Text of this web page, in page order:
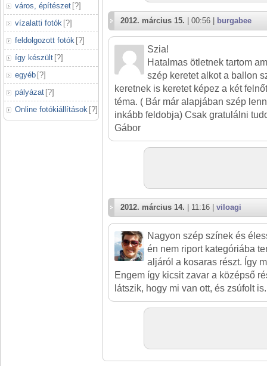
város, építészet [?]
vízalatti fotók [?]
feldolgozott fotók [?]
így készült [?]
egyéb [?]
pályázat [?]
Online fotókiállítások [?]
2012. március 15. | 00:56 | burgabee
Szia!
Hatalmas ötletnek tartom
szép keretet alkot a ballon
keretnek is keretet képez a két
téma. ( Bár már alapjában szép
inkább feldobja) Csak gratulálni
Gábor
2012. március 14. | 11:16 | viloagi
Nagyon szép színek és
én nem riport kategóriába
aljáról a kosaras részt. Így
Engem így kicsit zavar a középső
látszik, hogy mi van ott, és zsúfolt